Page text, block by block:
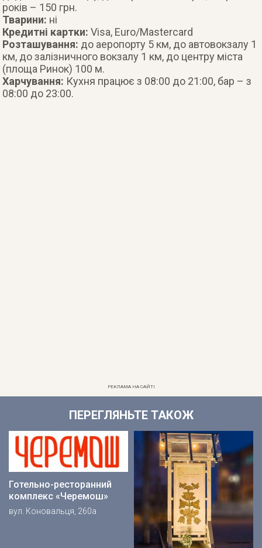
років – 150 грн.
Тварини: ні
Кредитні картки:Visa, Euro/Mastercard
Розташування: до аеропорту 5 км, до автовокзалу 1
км, до залізничного вокзалу 1 км, до центру міста
(площа Ринок) 100 м.
Харчування: Кухня працює з 08:00 до 21:00, бар – з
08:00 до 23:00.
РЕКЛАМА НА САЙТІ
ПЕРЕГЛЯНЬТЕ ТАКОЖ
Готельно-ресторанний
комплекс «Черемош»
вул. Коновальця, 260а